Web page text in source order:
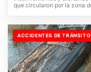
que circularon por la zona
ACCIDENTES DE TRÁNSITO